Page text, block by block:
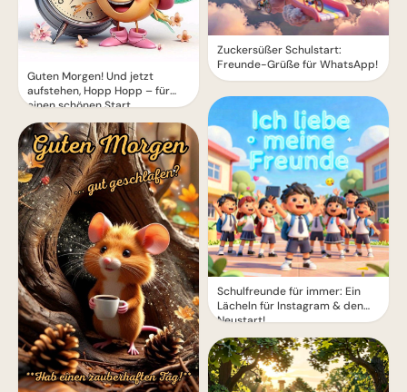
Guten Morgen! Und jetzt
aufstehen, Hopp Hopp – für
einen schönen Start
Zuckersüßer Schulstart:
Freunde-Grüße für WhatsApp!
Schulfreunde für immer: Ein
Lächeln für Instagram & den
Neustart!